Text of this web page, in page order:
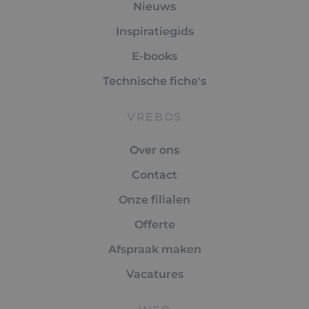
Nieuws
Inspiratiegids
E-books
Technische fiche's
VREBOS
Over ons
Contact
Onze filialen
Offerte
Afspraak maken
Vacatures